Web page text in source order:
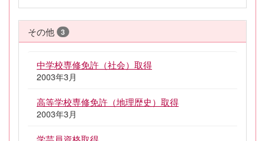
その他 3
中学校専修免許（社会）取得
2003年3月
高等学校専修免許（地理歴史）取得
2003年3月